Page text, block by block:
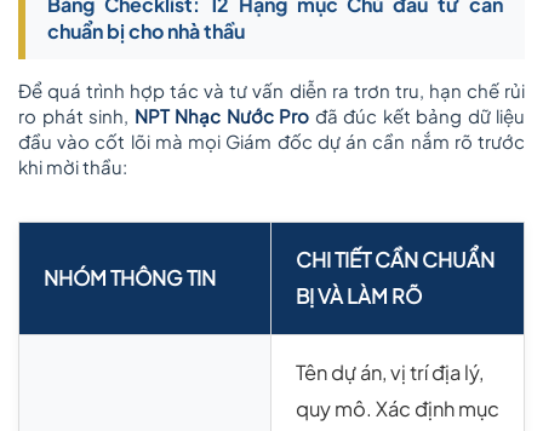
chuẩn bị cho nhà thầu
Để quá trình hợp tác và tư vấn diễn ra trơn tru, hạn chế rủi
ro phát sinh, NPT Nhạc Nước Pro đã đúc kết bảng dữ liệu
đầu vào cốt lõi mà mọi Giám đốc dự án cần nắm rõ trước
khi mời thầu:
NHÓM THÔNG TIN
CHI TIẾT CẦN CHUẨN
BỊ VÀ LÀM RÕ
Tên dự án, vị trí địa lý,
quy mô. Xác định mục